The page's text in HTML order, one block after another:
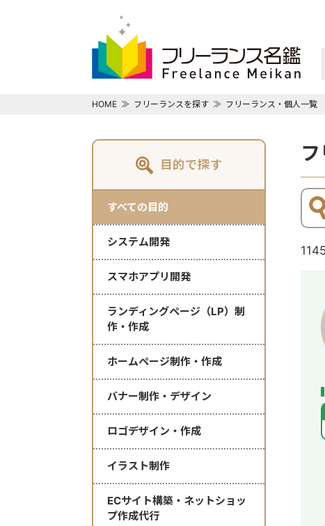
HOME フリーランスを探す フリーランス・個人一覧
目的で探す
すべての目的
システム開発
スマホアプリ開発
ランディングページ（LP）制
作・作成
ホームページ制作・作成
バナー制作・デザイン
ロゴデザイン・作成
イラスト制作
ECサイト構築・ネットショッ
プ作成代行